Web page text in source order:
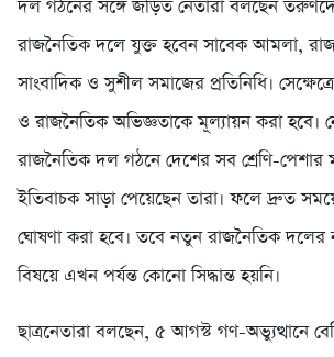
দল গঠনের সঙ্গে জড়িত নেতারা বলছেন
রাজনৈতিক দলে যুক্ত হবেন সাবেক আমলা,
সাংবাদিক ও সুশীল সমাজের প্রতিনিধি।
ও রাজনৈতিক অভিজ্ঞতাকে মূল্যায়ন করা হবে।
রাজনৈতিক দল গঠনে দেশের সব শ্রেণি-পেশার
ইতিবাচক সাড়া পেয়েছেন তারা। ফলে দ্রুত
ঘোষণা করা হবে। তবে নতুন রাজনৈতিক দলের
বিষয়ে এখন পর্যন্ত কোনো সিদ্ধান্ত হয়নি।
ছাত্রনেতারা বলছেন, ৫ আগস্ট গণ-অভ্যুত্থানে